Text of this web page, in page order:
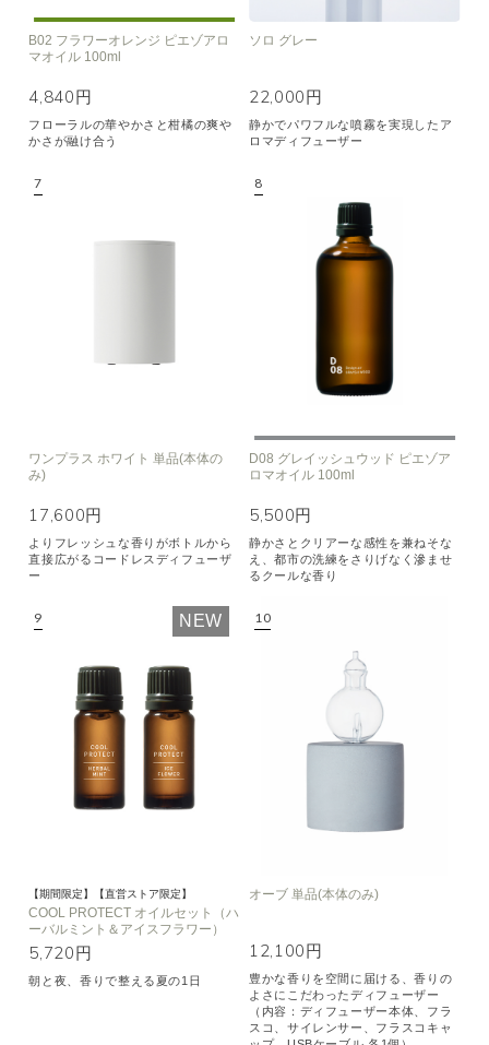
B02 フラワーオレンジ ピエゾアロ
マオイル 100ml
4,840円
フローラルの華やかさと柑橘の爽や
かさが融け合う
ソロ グレー
22,000円
静かでパワフルな噴霧を実現したア
ロマディフューザー
ワンプラス ホワイト 単品(本体の
み)
17,600円
よりフレッシュな香りがボトルから
直接広がるコードレスディフューザ
ー
D08 グレイッシュウッド ピエゾア
ロマオイル 100ml
5,500円
静かさとクリアーな感性を兼ねそな
え、都市の洗練をさりげなく滲ませ
るクールな香り
NEW
【期間限定】【直営ストア限定】
COOL PROTECT オイルセット（ハ
ーバルミント＆アイスフラワー）
5,720円
朝と夜、香りで整える夏の1日
オーブ 単品(本体のみ)
12,100円
豊かな香りを空間に届ける、香りの
よさにこだわったディフューザー
（内容：ディフューザー本体、フラ
スコ、サイレンサー、フラスコキャ